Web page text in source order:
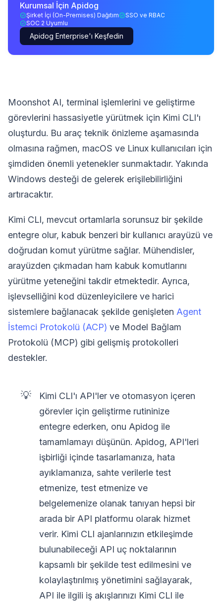
Kurumsal İçin Apidog
Şirket İçi (On-Premises) Dağıtım
SSO ve RBAC
SOC 2 Uyumlu
Apidog Enterprise'ı Keşfedin
Moonshot AI, terminal işlemlerini ve geliştirme
görevlerini hassasiyetle yürütmek için Kimi CLI'ı
oluşturdu. Bu araç teknik önizleme aşamasında
olmasına rağmen, macOS ve Linux kullanıcıları için
şimdiden önemli yetenekler sunmaktadır. Yakında
Windows desteği de gelerek erişilebilirliğini
artıracaktır.
Kimi CLI, mevcut ortamlarla sorunsuz bir şekilde
entegre olur, kabuk benzeri bir kullanıcı arayüzü ve
doğrudan komut yürütme sağlar. Mühendisler,
arayüzden çıkmadan ham kabuk komutlarını
yürütme yeteneğini takdir etmektedir. Ayrıca,
işlevselliğini kod düzenleyicilere ve harici
sistemlere bağlanacak şekilde genişleten Agent
İstemci Protokolü (ACP) ve Model Bağlam
Protokolü (MCP) gibi gelişmiş protokolleri
destekler.
💡
Kimi CLI'ı API'ler ve otomasyon içeren
görevler için geliştirme rutininize
entegre ederken, onu Apidog ile
tamamlamayı düşünün. Apidog, API'leri
işbirliği içinde tasarlamanıza, hata
ayıklamanıza, sahte verilerle test
etmenize, test etmenize ve
belgelemenize olanak tanıyan hepsi bir
arada bir API platformu olarak hizmet
verir. Kimi CLI ajanlarınızın etkileşimde
bulunabileceği API uç noktalarının
kapsamlı bir şekilde test edilmesini ve
kolaylaştırılmış yönetimini sağlayarak,
API ile ilgili iş akışlarınızı Kimi CLI ile